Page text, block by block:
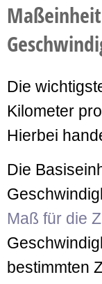
Die
Kilometer
Hierbei
Die
Maß für die
bestimmten